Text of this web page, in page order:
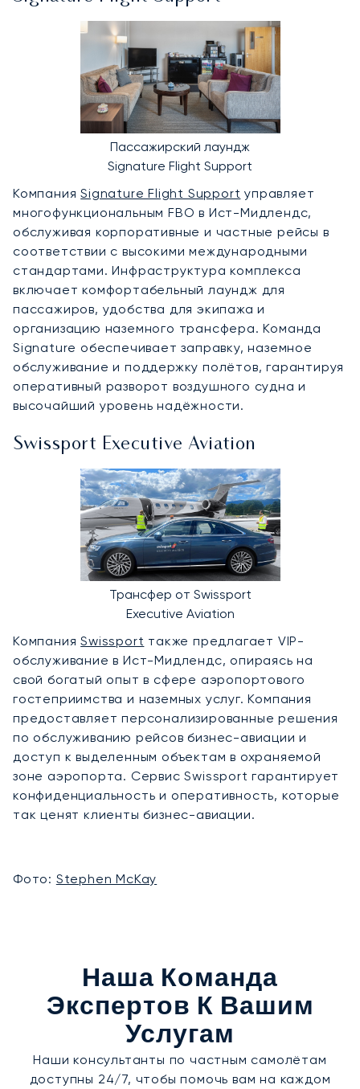
Пассажирский лаундж
Signature Flight Support
КомпанияSignature Flight Support управляет
многофункциональным FBO в Ист-Мидлендс,
обслуживая корпоративные и частные рейсы в
соответствии с высокими международными
стандартами. Инфраструктура комплекса
включает комфортабельный лаундж для
пассажиров, удобства для экипажа и
организацию наземного трансфера. Команда
Signature обеспечивает заправку, наземное
обслуживание и поддержку полётов, гарантируя
оперативный разворот воздушного судна и
высочайший уровень надёжности.
Swissport Executive Aviation
Трансфер от Swissport
Executive Aviation
КомпанияSwissport также предлагает VIP-
обслуживание в Ист-Мидлендс, опираясь на
свой богатый опыт в сфере аэропортового
гостеприимства и наземных услуг. Компания
предоставляет персонализированные решения
по обслуживанию рейсов бизнес-авиации и
доступ к выделенным объектам в охраняемой
зоне аэропорта. Сервис Swissport гарантирует
конфиденциальность и оперативность, которые
так ценят клиенты бизнес-авиации.
Фото: Stephen McKay
Наша Команда
Экспертов К Вашим
Услугам
Наши консультанты по частным самолётам
доступны 24/7, чтобы помочь вам на каждом